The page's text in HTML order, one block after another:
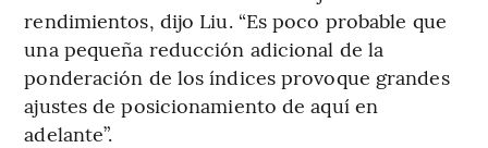
rendimientos, dijo Liu. “Es poco probable que
una pequeña reducción adicional de la
ponderación de los índices provoque grandes
ajustes de posicionamiento de aquí en
adelante”.